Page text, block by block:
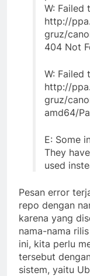
W: Failed
http://
gruz/
404 Not
W: Failed
http://
gruz/
amd64/
E: Some
They
used
Pesan error
repo dengan
karena yang
nama-nama
ini, kita perlu
tersebut
sistem, yaitu